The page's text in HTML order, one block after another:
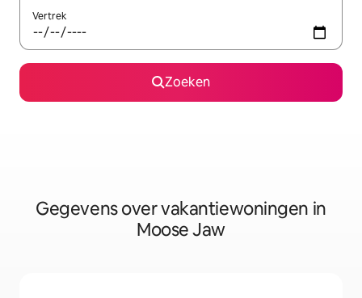
Vertrek
Zoeken
Gegevens over vakantiewoningen in
Moose Jaw